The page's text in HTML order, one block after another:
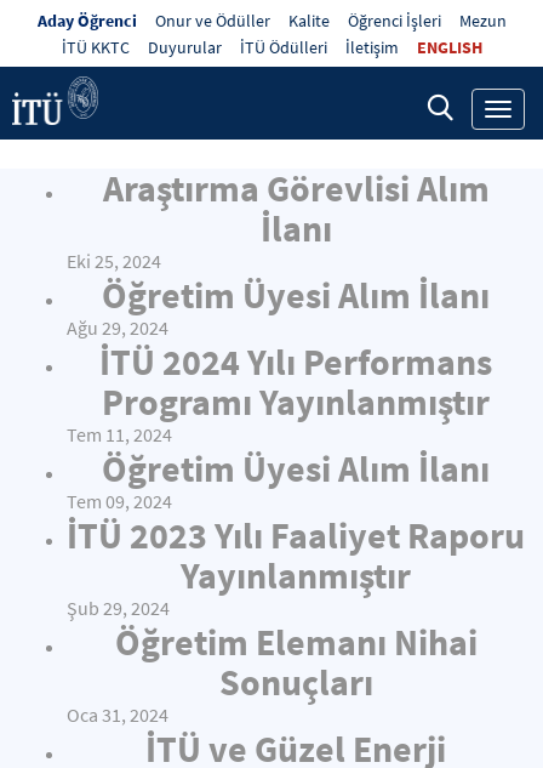
Aday Öğrenci Onur ve Ödüller Kalite Öğrenci İşleri
Mezun
İTÜ KKTC
Duyurular İTÜ Ödülleri İletişim ENGLISH
Araştırma Görevlisi Alım
İlanı
Eki 25, 2024
Öğretim Üyesi Alım İlanı
Ağu 29, 2024
İTÜ 2024 Yılı Performans
Programı Yayınlanmıştır
Tem 11, 2024
Öğretim Üyesi Alım İlanı
Tem 09, 2024
İTÜ 2023 Yılı Faaliyet Raporu
Yayınlanmıştır
Şub 29, 2024
Öğretim Elemanı Nihai
Sonuçları
Oca 31, 2024
İTÜ ve Güzel Enerji